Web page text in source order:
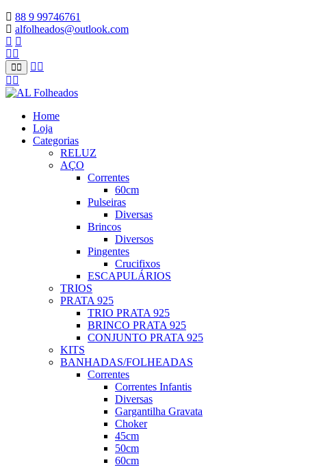
88 9 99746761
alfolheados@outlook.com
Home
Loja
Categorias
RELUZ
AÇO
Correntes
60cm
Pulseiras
Diversas
Brincos
Diversos
Pingentes
Crucifixos
ESCAPULÁRIOS
TRIOS
PRATA 925
TRIO PRATA 925
BRINCO PRATA 925
CONJUNTO PRATA 925
KITS
BANHADAS/FOLHEADAS
Correntes
Correntes Infantis
Diversas
Gargantilha Gravata
Choker
45cm
50cm
60cm